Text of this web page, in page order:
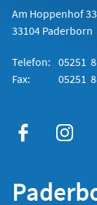
Am Hoppenhof 33
33104 Paderborn
Telefon: 05251
Fax:
05251